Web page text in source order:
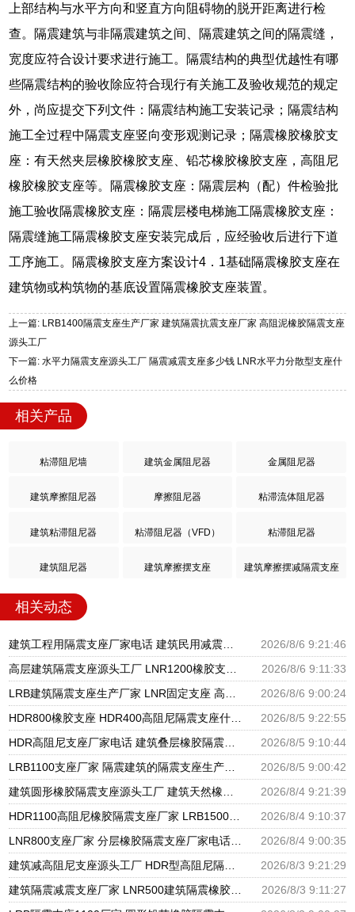
上部结构与水平方向和竖直方向阻碍物的脱开距离进行检
查。隔震建筑与非隔震建筑之间、隔震建筑之间的隔震缝，
宽度应符合设计要求进行施工。隔震结构的典型优越性有哪
些隔震结构的验收除应符合现行有关施工及验收规范的规定
外，尚应提交下列文件：隔震结构施工安装记录；隔震结构
施工全过程中隔震支座竖向变形观测记录；隔震橡胶橡胶支
座：有天然夹层橡胶橡胶支座、铅芯橡胶橡胶支座，高阻尼
橡胶橡胶支座等。隔震橡胶支座：隔震层构（配）件检验批
施工验收隔震橡胶支座：隔震层楼电梯施工隔震橡胶支座：
隔震缝施工隔震橡胶支座安装完成后，应经验收后进行下道
工序施工。隔震橡胶支座方案设计4．1基础隔震橡胶支座在
建筑物或构筑物的基底设置隔震橡胶支座装置。
上一篇: LRB1400隔震支座生产厂家 建筑隔震抗震支座厂家 高阻泥橡胶隔震支座
源头工厂
下一篇: 水平力隔震支座源头工厂 隔震减震支座多少钱 LNR水平力分散型支座什
么价格
相关产品
粘滞阻尼墙 建筑金属阻尼器 金属阻尼器
建筑摩擦阻尼器 摩擦阻尼器 粘滞流体阻尼器
建筑粘滞阻尼器 粘滞阻尼器（VFD） 粘滞阻尼器
建筑阻尼器 建筑摩擦摆支座 建筑摩擦摆减隔震支座
相关动态
建筑工程用隔震支座厂家电话 建筑民用减震支座厂家 建筑圆形铅芯橡胶隔震支座厂家
2026/8/6 9:21:46
高层建筑隔震支座源头工厂 LNR1200橡胶支座厂家电话 LNR600支座什么价格
2026/8/6 9:11:33
LRB建筑隔震支座生产厂家 LNR固定支座 高阻尼橡胶支座什么价格
2026/8/6 9:00:24
HDR800橡胶支座 HDR400高阻尼隔震支座什么价格 LRB1500隔震支座
2026/8/5 9:22:55
HDR高阻尼支座厂家电话 建筑叠层橡胶隔震支座源头工厂 LNR水平分散力橡胶隔震支座源头工厂
2026/8/5 9:10:44
LRB1100支座厂家 隔震建筑的隔震支座生产厂家 LNR天然橡胶支座厂家
2026/8/5 9:00:42
建筑圆形橡胶隔震支座源头工厂 建筑天然橡胶隔震支座LRB700厂家 LNR建筑隔震支座报价
2026/8/4 9:21:39
HDR1100高阻尼橡胶隔震支座厂家 LRB1500铅芯支座厂家 隔震支座L800
2026/8/4 9:10:37
LNR800支座厂家 分层橡胶隔震支座厂家电话 防震支座LRB700源头工厂
2026/8/4 9:00:35
建筑减高阻尼支座源头工厂 HDR型高阻尼隔震支座多少钱 FPS支座源头工厂
2026/8/3 9:21:29
建筑隔震减震支座厂家 LNR500建筑隔震橡胶支座生产厂家 橡胶抗震支座工厂
2026/8/3 9:11:27